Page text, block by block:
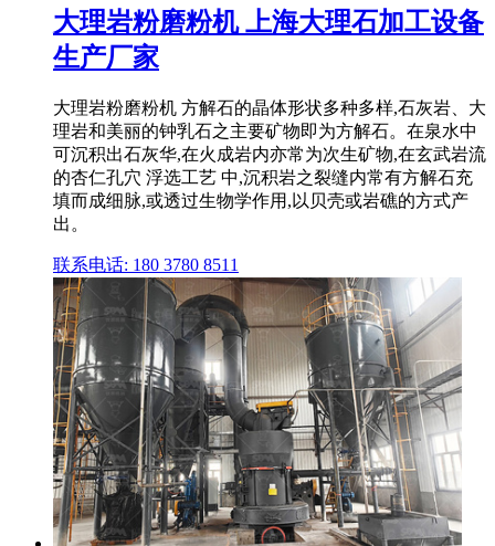
大理岩粉磨粉机 上海大理石加工设备
生产厂家
大理岩粉磨粉机 方解石的晶体形状多种多样,石灰岩、大
理岩和美丽的钟乳石之主要矿物即为方解石。在泉水中
可沉积出石灰华,在火成岩内亦常为次生矿物,在玄武岩流
的杏仁孔穴 浮选工艺 中,沉积岩之裂缝内常有方解石充
填而成细脉,或透过生物学作用,以贝壳或岩礁的方式产
出。
联系电话: 180 3780 8511